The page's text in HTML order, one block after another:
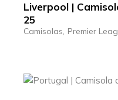
Liverpool |
25
Camisolas Premier